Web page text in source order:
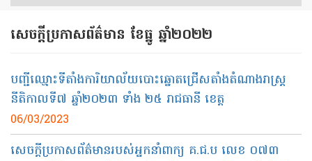
សេចក្ដីប្រកាសព័ត៌មាន ខែធ្នូ ឆ្នាំ២០២២
បញ្ជីឈ្មោះទីតាំងការិយាល័យបោះឆ្នោតជ្រើសតាំងតំណាងរាស្ត្រ
នីតិកាលទី៧ ឆ្នាំ២០២៣ ទាំង ២៥ រាជធានី ខេត្ត
06/03/2023
សេចក្តីប្រកាសព័ត៌មានរបស់អ្នកនាំពាក្យ គ.ជ.ប លេខ ០៧៣